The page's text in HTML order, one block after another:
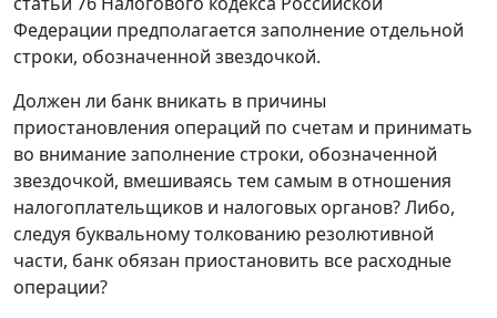
Федерации предполагается заполнение отдельной
строки, обозначенной звездочкой.
Должен ли банк вникать в причины
приостановления операций по счетам и принимать
во внимание заполнение строки, обозначенной
звездочкой, вмешиваясь тем самым в отношения
налогоплательщиков и налоговых органов? Либо,
следуя буквальному толкованию резолютивной
части, банк обязан приостановить все расходные
операции?